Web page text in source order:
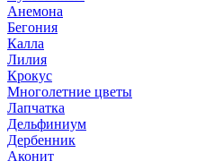
Анемона
Бегония
Калла
Лилия
Крокус
Многолетние цветы
Лапчатка
Дельфиниум
Дербенник
Аконит